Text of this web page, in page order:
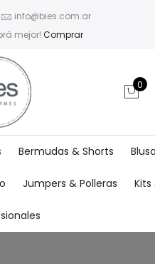
info@bies.com.ar
mejor! Comprar
0
Bermudas & Shorts
Jumpers & Polleras